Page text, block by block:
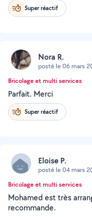
Super réactif
Nora R.
posté le 06 mars
Bricolage et multi services
Parfait. Merci
Super réactif
Eloise P.
posté le 04 mars
Bricolage et multi services
Mohamed est très
recommande.